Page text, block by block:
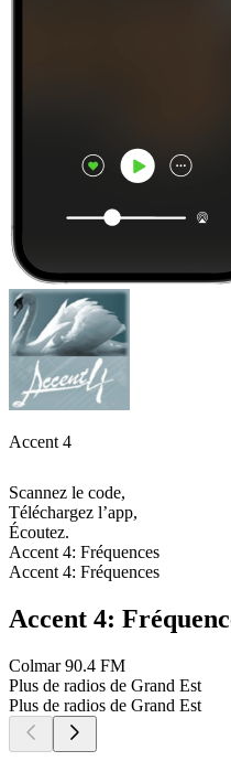
Accent 4
Scannez le code,
Téléchargez l’app,
Écoutez.
Accent 4: Fréquences
Accent 4: Fréquences
Accent 4:
Colmar 90.4 FM
Plus de radios de Grand Est
Plus de radios de Grand Est